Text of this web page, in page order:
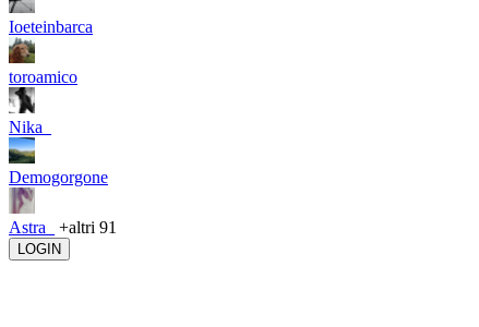
Ioeteinbarca
toroamico
Nika_
Demogorgone
Astra_ +altri 91
LOGIN